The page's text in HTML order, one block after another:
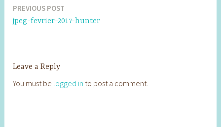
Post
navigation
PREVIOUS POST
jpeg-fevrier-2017-hunter
Leave a Reply
You must be logged in to post a comment.